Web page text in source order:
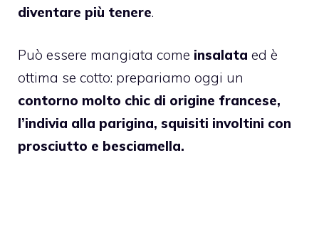
diventare più tenere.
Può essere mangiata come insalata ed è
ottima se cotto: prepariamo oggi un
contorno molto chic di origine francese,
l’indivia alla parigina, squisiti involtini con
prosciutto e besciamella.